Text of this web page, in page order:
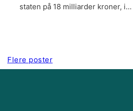
staten på 18 milliarder kroner, i…
Flere poster